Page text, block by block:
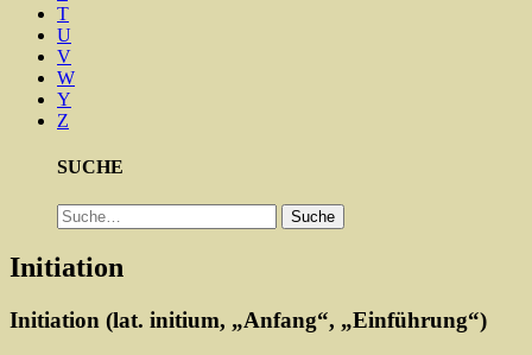
T
U
V
W
Y
Z
SUCHE
Suche Suche
Initiation
Initiation (lat. initium, „Anfang“, „Einführung“)